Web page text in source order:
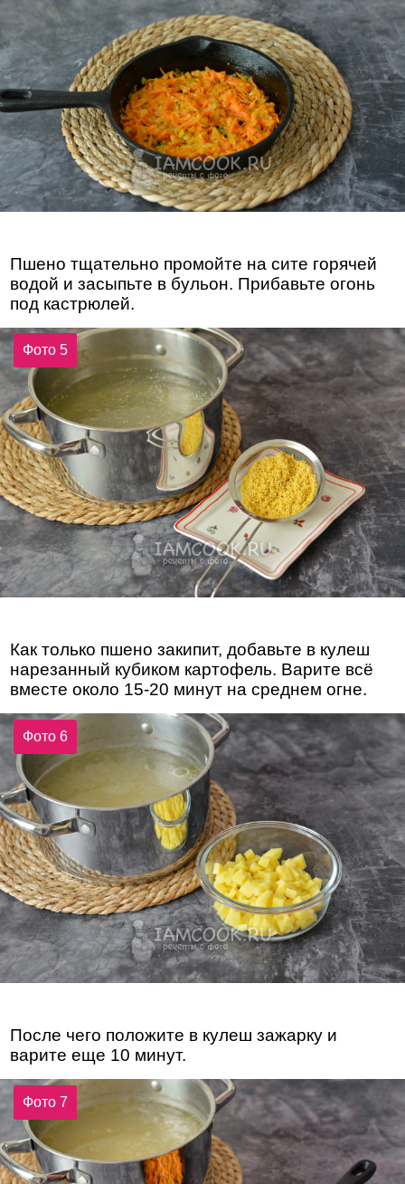
Пшено тщательно промойте на сите горячей
водой и засыпьте в бульон. Прибавьте огонь
под кастрюлей.
Фото 5
Как только пшено закипит, добавьте в кулеш
нарезанный кубиком картофель. Варите всё
вместе около 15-20 минут на среднем огне.
Фото 6
После чего положите в кулеш зажарку и
варите еще 10 минут.
Фото 7